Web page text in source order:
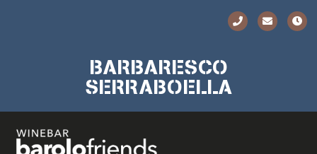
BARBARESCO
SERRABOELLA